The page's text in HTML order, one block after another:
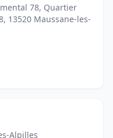
78, Quartier
13520 Maussane-les-
Alpilles